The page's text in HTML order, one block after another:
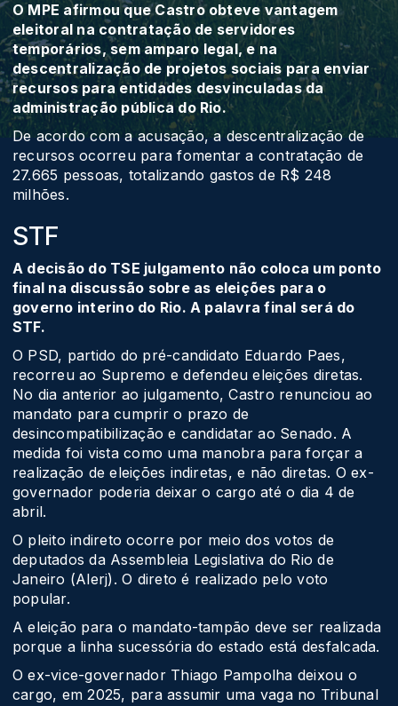
O MPE afirmou que Castro obteve vantagem
eleitoral na contratação de servidores
temporários, sem amparo legal, e na
descentralização de projetos sociais para enviar
recursos para entidades desvinculadas da
administração pública do Rio.
De acordo com a acusação, a descentralização de
recursos ocorreu para fomentar a contratação de
27.665 pessoas, totalizando gastos de R$ 248
milhões.
STF
A decisão do TSE julgamento não coloca um ponto
final na discussão sobre as eleições para o
governo interino do Rio. A palavra final será do
STF.
O PSD, partido do pré-candidato Eduardo Paes,
recorreu ao Supremo e defendeu eleições diretas.
No dia anterior ao julgamento, Castro renunciou ao
mandato para cumprir o prazo de
desincompatibilização e candidatar ao Senado. A
medida foi vista como uma manobra para forçar a
realização de eleições indiretas, e não diretas. O ex-
governador poderia deixar o cargo até o dia 4 de
abril.
O pleito indireto ocorre por meio dos votos de
deputados da Assembleia Legislativa do Rio de
Janeiro (Alerj). O direto é realizado pelo voto
popular.
A eleição para o mandato-tampão deve ser realizada
porque a linha sucessória do estado está desfalcada.
O ex-vice-governador Thiago Pampolha deixou o
cargo, em 2025, para assumir uma vaga no Tribunal